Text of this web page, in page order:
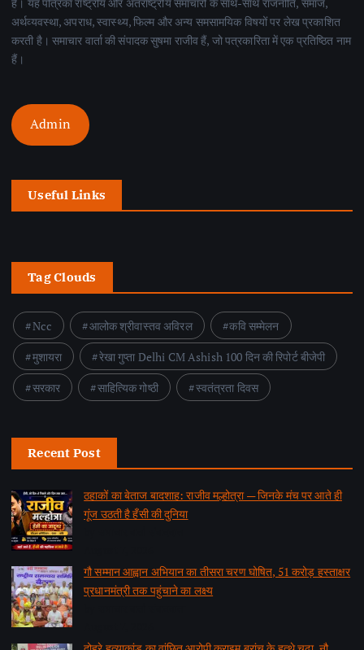
अर्थव्यवस्था, अपराध, स्वास्थ्य, फिल्म और अन्य समसामयिक विषयों पर लेख प्रकाशित
करती है। समाचार वार्ता की संपादक सुषमा राजीव हैं, जो पत्रकारिता में एक प्रतिष्ठित नाम
हैं।
Admin
Useful Links
Tag Clouds
Ncc आलोक श्रीवास्तव अविरल
कवि सम्मेलन
मुशायरा
रेखा गुप्ता Delhi CM Ashish 100 दिन की रिपोर्ट बीजेपी
सरकार
साहित्यिक गोष्ठी स्वतंत्रता दिवस
Recent Post
ठहाकों का बेताज बादशाह: राजीव मल्होत्रा — जिनके मंच पर आते ही
गूंज उठती है हँसी की दुनिया
गौ सम्मान आह्वान अभियान का तीसरा चरण घोषित, 51 करोड़ हस्ताक्षर
प्रधानमंत्री तक पहुंचाने का लक्ष्य